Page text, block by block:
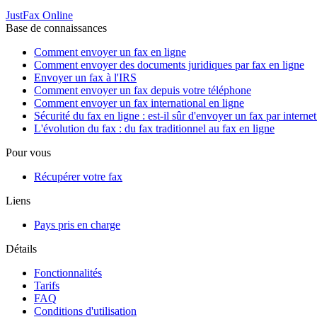
JustFax Online
Base de connaissances
Comment envoyer un fax en ligne
Comment envoyer des documents juridiques par fax en ligne
Envoyer un fax à l'IRS
Comment envoyer un fax depuis votre téléphone
Comment envoyer un fax international en ligne
Sécurité du fax en ligne : est-il sûr d'envoyer un fax par
L'évolution du fax : du fax traditionnel au fax en ligne
Pour vous
Récupérer votre fax
Liens
Pays pris en charge
Détails
Fonctionnalités
Tarifs
FAQ
Conditions d'utilisation